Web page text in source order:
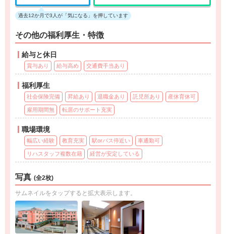
過去12か月で3人が「気になる」を押しています
その他の福利厚生・特徴
給与と休日
賞与あり 給与高め 交通費手当あり
福利厚生
社会保険完備 昇給あり 退職金あり 託児所あり 産休育休可
雇用期間無 転居のサポート充実
職場環境
幅広い経験 教育充実 駅orバス停近い 車通勤可
リハスタッフ複数在籍 経営が安定している
写真 (全2枚)
サムネイルをタップすると拡大表示します。